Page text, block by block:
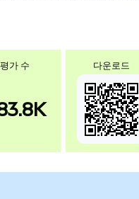
평가 수 다운로드